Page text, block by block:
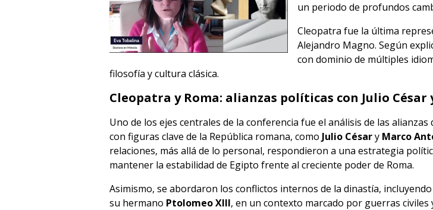
un periodo de profundos
Cleopatra fue la última
Alejandro Magno. Según
con dominio de múltiples
filosofía y cultura clásica.
Cleopatra y Roma: alianzas políticas con Julio
Uno de los ejes centrales de la conferencia fue el análisis de las alianzas
con figuras clave de la República romana, como Julio Césary Marco
relaciones, más allá de lo personal, respondieron a una estrategia
mantener la estabilidad de Egipto frente al creciente poder de Roma.
Asimismo, se abordaron los conflictos internos de la dinastía,
su hermano Ptolomeo XIII, en un contexto marcado por guerras civiles